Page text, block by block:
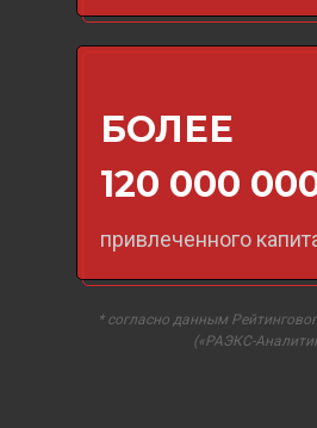
* согласно данным
(«РАЭКС-
привлеченного
БОЛЕЕ
120 000